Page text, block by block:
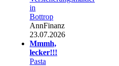
in
Bottrop
AnnFinanz
23.07.2026
Mmmh,
lecker!!!
Pasta